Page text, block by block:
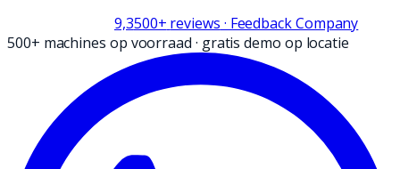
9,3500+ reviews · Feedback Company
500+ machines op voorraad · gratis demo op locatie